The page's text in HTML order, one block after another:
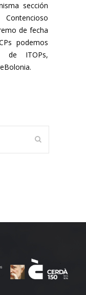
sección
de fecha
podemos
de ITOPs,